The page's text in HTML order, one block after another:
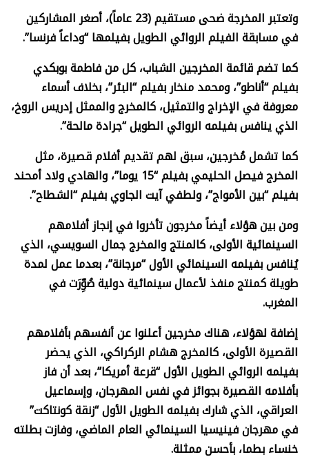
وتعتبر المخرجة ضحى مستقيم (23 عاماً)، أصغر المشاركين
في مسابقة الفيلم الروائي الطويل بفيلمها “وداعاً فرنسا”.
كما تضم قائمة المخرجين الشباب، كل من فاطمة بوبكدي
بفيلم “أناطو”، ومحمد منخار بفيلم “البئر”، بخلاف أسماء
معروفة في الإخراج والتمثيل، كالمخرج والممثل إدريس الروخ،
الذي ينافس بفيلمه الروائي الطويل “جرادة مالحة”.
كما تشمل مُخرجين، سبق لهم تقديم أفلام قصيرة، مثل
المخرج فيصل الحليمي بفيلم “15 يوما”، والهادي ولاد أمحند
بفيلم “بين الأمواج”، ولطفي آيت الجاوي بفيلم “الشطاح”.
ومن بين هؤلاء أيضاً مخرجون تأخروا في إنجاز أفلامهم
السينمائية الأولى، كالمنتج والمخرج جمال السويسي، الذي
يُنافس بفيلمه السينمائي الأول “مرجانة”، بعدما عمل لمدة
طويلة كمنتج منفذ لأعمال سينمائية دولية صُوِّرَت في
المغرب.
إضافة لهؤلاء، هناك مخرجين أعلنوا عن أنفسهم بأفلامهم
القصيرة الأولى، كالمخرج هشام الركراكي، الذي يحضر
بفيلمه الروائي الطويل الأول “قرعة أمريكا”، بعد أن فاز
بأفلامه القصيرة بجوائز في نفس المهرجان، وإسماعيل
العراقي، الذي شارك بفيلمه الطويل الأول “زنقة كونتاكت”
في مهرجان فينيسيا السينمائي العام الماضي، وفازت بطلته
خنساء بطما، بأحسن ممثلة.